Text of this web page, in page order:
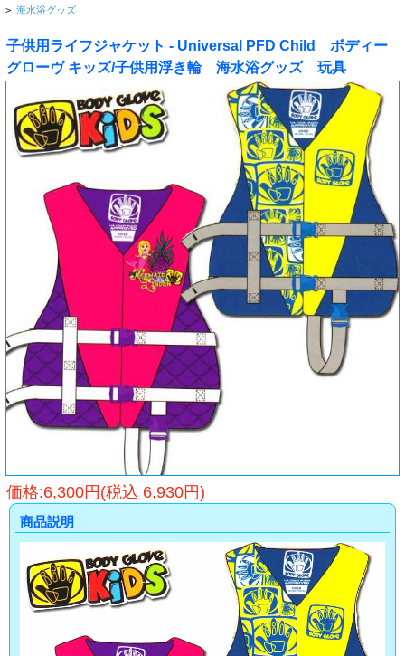
> 海水浴グッズ
子供用ライフジャケット - Universal PFD Child ボディー
グローヴ キッズ/子供用浮き輪 海水浴グッズ 玩具
価格:6,300円(税込 6,930円)
商品説明